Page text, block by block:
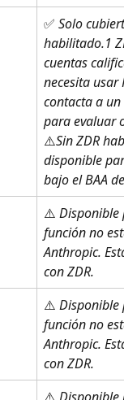
✅ Solo
habilitado.1
cuentas
necesita
contacta a
para evaluar
⚠️Sin ZDR
disponible
bajo el BAA
⚠️ Disponible
función no
Anthropic.
con ZDR.
⚠️ Disponible
función no
Anthropic.
con ZDR.